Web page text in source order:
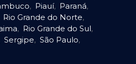
, Piauí, Paraná,
Rio Grande do Norte,
, Rio Grande do Sul,
Sergipe, São Paulo,